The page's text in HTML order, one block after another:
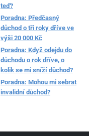
teď?
Poradna: Předčasný
důchod o tři roky dříve ve
výši 20 000 Kč
Poradna: Když odejdu do
důchodu o rok dříve, o
kolik se mi sníží důchod?
Poradna: Mohou mi sebrat
invalidní důchod?